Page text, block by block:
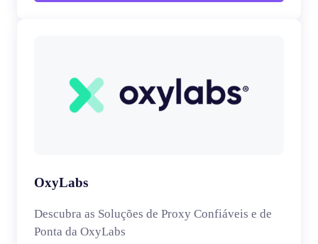
OxyLabs
Descubra as Soluções de Proxy Confiáveis e de
Ponta da OxyLabs